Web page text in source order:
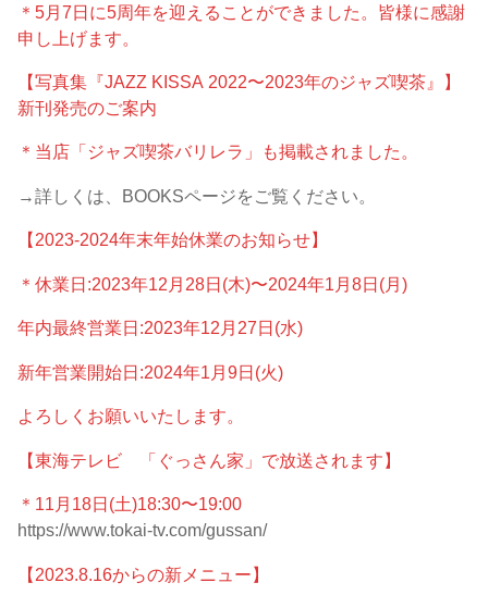
＊5月7日に5周年を迎えることができました。皆様に感謝
申し上げます。
【写真集『JAZZ KISSA 2022〜2023年のジャズ喫茶』】
新刊発売のご案内
＊当店「ジャズ喫茶バリレラ」も掲載されました。
→詳しくは、BOOKSページをご覧ください。
【2023-2024年末年始休業のお知らせ】
＊休業日:2023年12月28日(木)〜2024年1月8日(月)
年内最終営業日:2023年12月27日(水)
新年営業開始日:2024年1月9日(火)
よろしくお願いいたします。
【東海テレビ 「ぐっさん家」で放送されます】
＊11月18日(土)18:30〜19:00
https://www.tokai-tv.com/gussan/
【2023.8.16からの新メニュー】